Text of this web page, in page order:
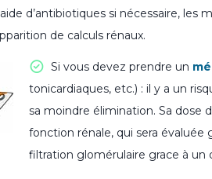
d’antibiotiques si nécessaire,
de calculs rénaux.
Si vous devez prendre un
tonicardiaques, etc.) : il y a un
sa moindre élimination. Sa dose
fonction rénale, qui sera évaluée
filtration glomérulaire grace à un